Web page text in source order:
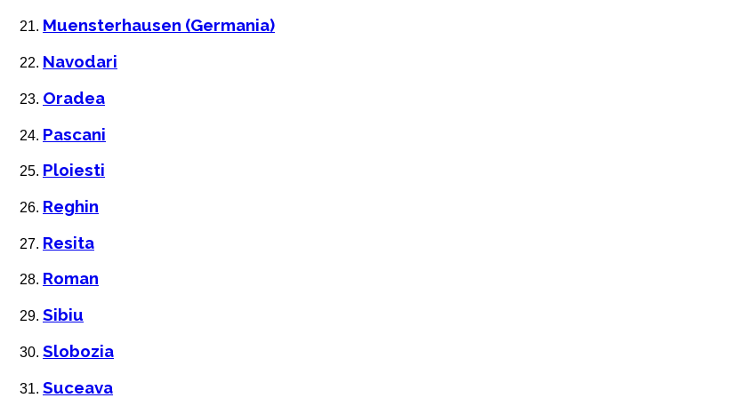
Muensterhausen (Germania)
Navodari
Oradea
Pascani
Ploiesti
Reghin
Resita
Roman
Sibiu
Slobozia
Suceava